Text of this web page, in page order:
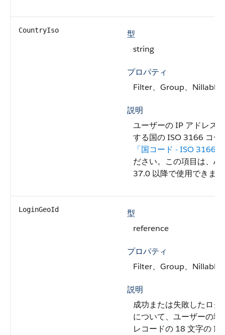
CountryIso
型
string
プロパティ
Filter、Group、Nillable
説明
ユーザーの IP アドレス
する国の ISO 3166 コー
「国コード - ISO 3166」
ださい。この項目は、
37.0 以降で使用できま
LoginGeoId
型
reference
プロパティ
Filter、Group、Nillable
説明
成功または失敗したログ
について、ユーザーの地
レコードの 18 文字の